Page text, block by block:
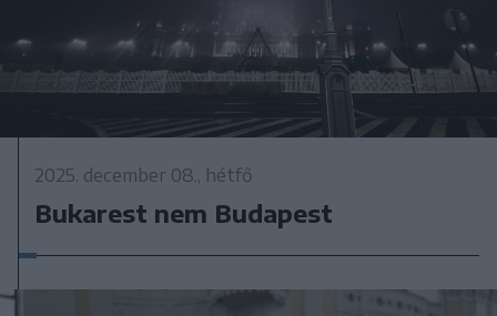
2025. december 08., hétfő
Bukarest nem Budapest